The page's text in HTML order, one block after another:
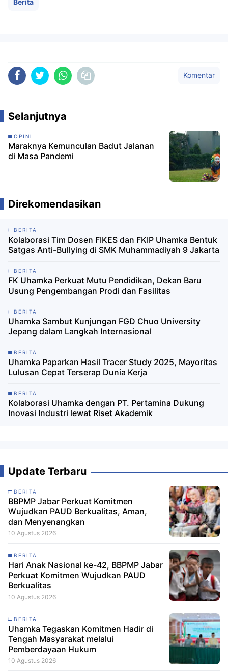
Berita
Komentar
Selanjutnya
OPINI
Maraknya Kemunculan Badut Jalanan
di Masa Pandemi
Direkomendasikan
BERITA
Kolaborasi Tim Dosen FIKES dan FKIP Uhamka Bentuk
Satgas Anti-Bullying di SMK Muhammadiyah 9 Jakarta
BERITA
FK Uhamka Perkuat Mutu Pendidikan, Dekan Baru
Usung Pengembangan Prodi dan Fasilitas
BERITA
Uhamka Sambut Kunjungan FGD Chuo University
Jepang dalam Langkah Internasional
BERITA
Uhamka Paparkan Hasil Tracer Study 2025, Mayoritas
Lulusan Cepat Terserap Dunia Kerja
BERITA
Kolaborasi Uhamka dengan PT. Pertamina Dukung
Inovasi Industri lewat Riset Akademik
Update Terbaru
BERITA
BBPMP Jabar Perkuat Komitmen
Wujudkan PAUD Berkualitas, Aman,
dan Menyenangkan
10 Agustus 2026
BERITA
Hari Anak Nasional ke-42, BBPMP Jabar
Perkuat Komitmen Wujudkan PAUD
Berkualitas
10 Agustus 2026
BERITA
Uhamka Tegaskan Komitmen Hadir di
Tengah Masyarakat melalui
Pemberdayaan Hukum
10 Agustus 2026